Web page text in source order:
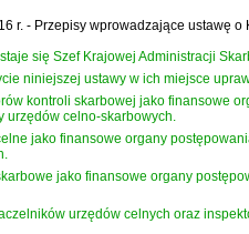
r. - Przepisy wprowadzające ustawę
się Szef Krajowej Administracji
niniejszej ustawy w ich miejsce
kontroli skarbowej jako finansowe
urzędów celno-skarbowych.
jako finansowe organy
jako finansowe organy
urzędów celnych oraz